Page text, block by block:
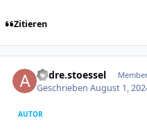
Zitieren
andre.stoessel
GeschriebenAugust 1,
AUTOR